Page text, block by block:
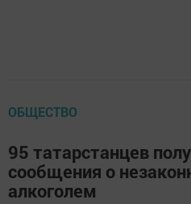
ОБЩЕСТВО
95 татарстанцев
сообщения о
алкоголем